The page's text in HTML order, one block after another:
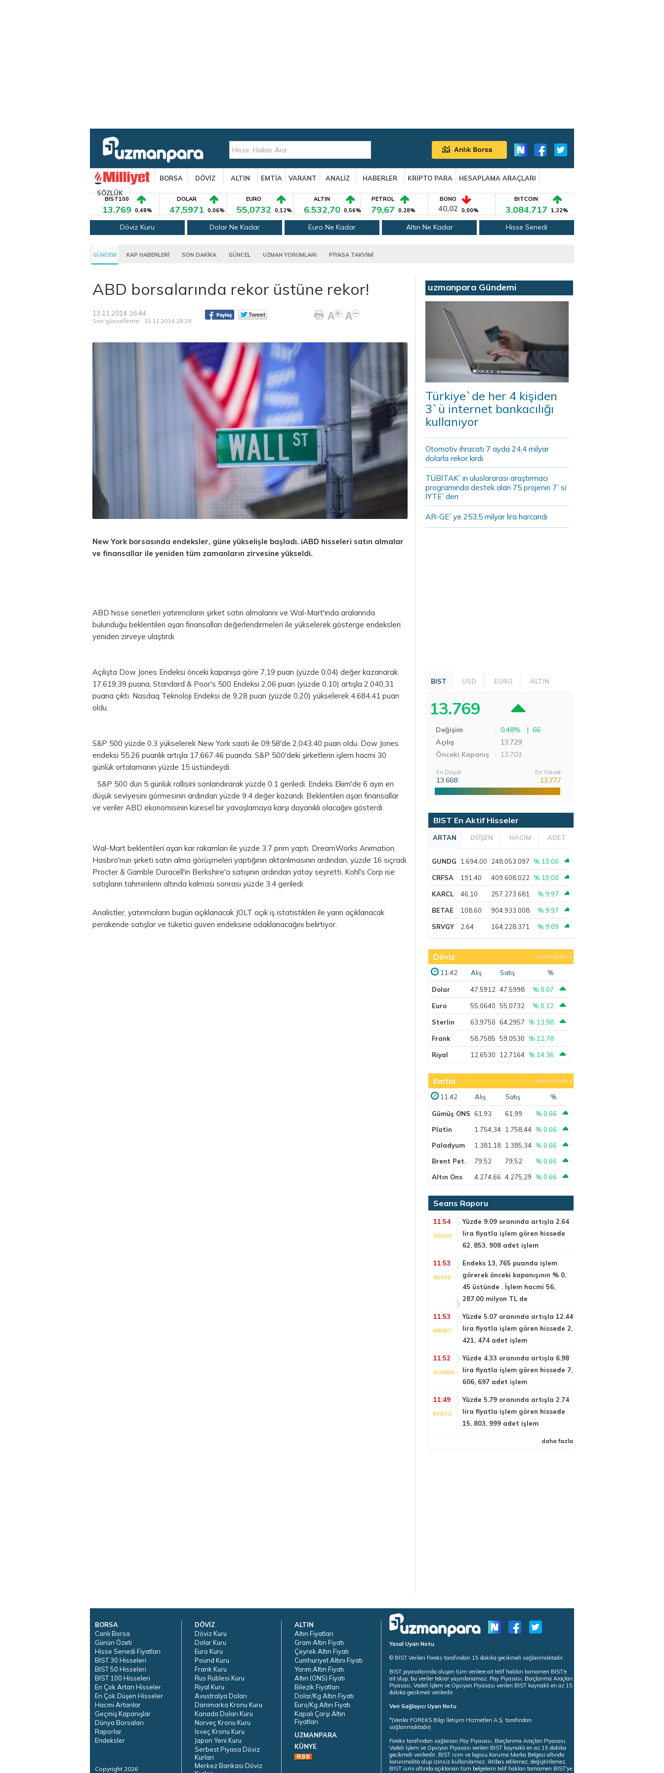
BORSA DÖVİZ ALTIN EMTİA VARANT ANALİZ HABERLER KRİPTO PARA
HESAPLAMA ARAÇLARI
SÖZLÜK
BIST100
13.769 0,48%
DOLAR
47,5971 0,06%
EURO
55,0732 0,12%
ALTIN
6.532,70 0,56%
PETROL
79,67 0,28%
BONO
40,02 0,00%
BITCOIN
3.084.717 1,22%
Döviz Kuru Dolar Ne Kadar Euro Ne Kadar Altın Ne Kadar Hisse Senedi
GÜNDEM KAP HABERLERİ SON DAKİKA GÜNCEL UZMAN YORUMLARI PİYASA TAKVİMİ
ABD borsalarında rekor üstüne rekor!
13.11.2014 16:44
Son güncelleme : 13.11.2014 18:28
New York borsasında endeksler, güne yükselişle başladı. iABD hisseleri satın almalar
ve finansallar ile yeniden tüm zamanların zirvesine yükseldi.
ABD hisse senetleri yatırımcıların şirket satın almalarını ve Wal-Mart'ında aralarında
bulunduğu beklentileri aşan finansalları değerlendirmeleri ile yükselerek gösterge endeksleri
yeniden zirveye ulaştırdı.
Açılışta Dow Jones Endeksi önceki kapanışa göre 7,19 puan (yüzde 0,04) değer kazanarak
17.619,39 puana, Standard & Poor's 500 Endeksi 2,06 puan (yüzde 0,10) artışla 2.040,31
puana çıktı. Nasdaq Teknoloji Endeksi de 9,28 puan (yüzde 0,20) yükselerek 4.684,41 puan
oldu.
S&P 500 yüzde 0.3 yükselerek New York saati ile 09:58'de 2,043.40 puan oldu. Dow Jones
endeksi 55.26 puanlık artışla 17,667.46 puanda. S&P 500'deki şirketlerin işlem hacmi 30
günlük ortalamanın yüzde 15 üstündeydi.
S&P 500 dün 5 günlük rallisini sonlandırarak yüzde 0.1 geriledi. Endeks Ekim'de 6 ayın en
düşük seviyesini görmesinin ardından yüzde 9.4 değer kazandı. Beklentileri aşan finansallar
ve veriler ABD ekonomisinin küresel bir yavaşlamaya karşı dayanıklı olacağını gösterdi.
Wal-Mart beklentileri aşan kar rakamları ile yüzde 3.7 prim yaptı. DreamWorks Animation,
Hasbro'nun şirketi satın alma görüşmeleri yaptığının aktarılmasının ardından, yüzde 16 sıçradı.
Procter & Gamble Duracell'in Berkshire'a satışının ardından yatay seyretti. Kohl's Corp ise
satışların tahminlerin altında kalması sonrası yüzde 3.4 geriledi.
Analistler, yatırımcıların bugün açıklanacak JOLT açık iş istatistikleri ile yarın açıklanacak
perakende satışlar ve tüketici güven endeksine odaklanacağını belirtiyor.
uzmanpara Gündemi
Türkiye`de her 4 kişiden
3`ü internet bankacılığı
kullanıyor
Otomotiv ihracatı 7 ayda 24,4 milyar
dolarla rekor kırdı
TÜBİTAK`ın uluslararası araştırmacı
programında destek alan 75 projenin 7`si
İYTE`den
AR-GE`ye 253,5 milyar lira harcandı
BIST USD EURO ALTIN
13.769
Değişim : 0,48% | 66
Açılış
: 13.729
Önceki Kapanış
: 13.703
En Düşük
13.668
En Yüksek
13.777
BIST En Aktif Hisseler
ARTAN DÜŞEN HACİM ADET
GUNDG 1.694,00 248.053.097 % 10,00
CRFSA 191,40 409.608.022 % 10,00
KARCL 46,10 257.273.681 % 9,97
BETAE 108,60 904.933.008 % 9,97
SRVGY 2,64 164.228.371 % 9,09
Döviz daha fazla
11:42 Alış Satış %
Dolar 47,5912 47,5998 % 0,07
Euro 55,0640 55,0732 % 0,12
Sterlin 63,9750 64,2957 % 13,98
Frank 58,7585 59,0530 % 12,78
Riyal 12,6530 12,7164 % 14,36
Emtia daha fazla
11:42 Alış Satış %
Gümüş ONS 61,93 61,99
% 0,66
Platin
1.754,34 1.758,44 % 0,66
Paladyum
1.381,18 1.385,34 % 0,66
Brent Pet.
79,52 79,52
% 0,66
Altın Ons
4.274,66 4.275,29 % 0,66
Seans Raporu
11:54
SRVGY
Yüzde 9.09 oranında artışla 2.64
lira fiyatla işlem gören hissede
62, 853, 908 adet işlem
11:53
XU100
Endeks 13, 765 puanda işlem
görerek önceki kapanışının % 0,
45 üstünde . İşlem hacmi 56,
287.00 milyon TL de
11:53
KNFRT
Yüzde 5.07 oranında artışla 12.44
lira fiyatla işlem gören hissede 2,
421, 474 adet işlem
11:52
SUWEN
Yüzde 4.33 oranında artışla 6.98
lira fiyatla işlem gören hissede 7,
606, 697 adet işlem
11:49
EYGYO
Yüzde 5.79 oranında artışla 2.74
lira fiyatla işlem gören hissede
15, 803, 999 adet işlem
daha fazla
BORSA
Canlı Borsa
Günün Özeti
Hisse Senedi Fiyatları
BIST 30 Hisseleri
BIST 50 Hisseleri
BIST 100 Hisseleri
En Çok Artan Hisseler
En Çok Düşen Hisseler
Hacmi Artanlar
Geçmiş Kapanışlar
Dünya Borsaları
Raporlar
Endeksler
Copyright 2026
DÖVİZ
Döviz Kuru
Dolar Kuru
Euro Kuru
Pound Kuru
Frank Kuru
Rus Rublesi Kuru
Riyal Kuru
Avustralya Doları
Danimarka Kronu Kuru
Kanada Doları Kuru
Norveç Kronu Kuru
İsveç Kronu Kuru
Japon Yeni Kuru
Serbest Piyasa Döviz
Kurları
Merkez Bankası Döviz
ALTIN
Altın Fiyatları
Gram Altın Fiyatı
Çeyrek Altın Fiyatı
Cumhuriyet Altını Fiyatı
Yarım Altın Fiyatı
Altın (ONS) Fiyatı
Bilezik Fiyatları
Dolar/Kg Altın Fiyatı
Euro/Kg Altın Fiyatı
Kapalı Çarşı Altın
Fiyatları
UZMANPARA
KÜNYE
Yasal Uyarı Notu
© BİST Verileri Foreks tarafından 15 dakika gecikmeli sağlanmaktadır.
BIST piyasalarında oluşan tüm verilere ait telif hakları tamamen BIST'e
ait olup, bu veriler tekrar yayınlanamaz. Pay Piyasası, Borçlanma Araçları
Piyasası, Vadeli İşlem ve Opsiyon Piyasası verileri BIST kaynaklı en az 15
dakika gecikmeli verilerdir.
Veri Sağlayıcı Uyarı Notu
*(Veriler FOREKS Bilgi İletişim Hizmetleri A.Ş. tarafından
sağlanmaktadır)
Foreks tarafından sağlanan Pay Piyasası, Borçlanma Araçları Piyasası,
Vadeli İşlem ve Opsiyon Piyasası verileri BIST kaynaklı en az 15 dakika
gecikmeli verilerdir. BIST isim ve logosu Koruma Marka Belgesi altında
korunmakta olup izinsiz kullanılamaz, iktibas edilemez, değiştirilemez.
BIST ismi altında açıklanan tüm belgelerin telif hakları tamamen BIST'ye